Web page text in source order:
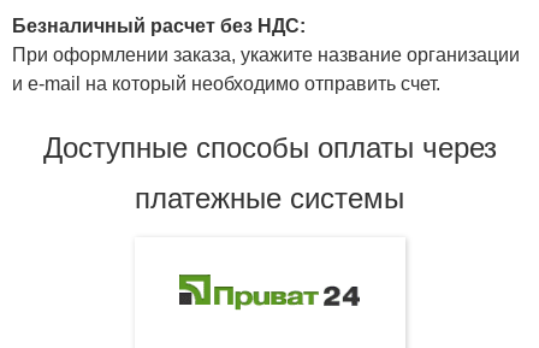
Безналичный расчет без НДС:
При оформлении заказа, укажите название организации
и e-mail на который необходимо отправить счет.
Доступные способы оплаты через
платежные системы